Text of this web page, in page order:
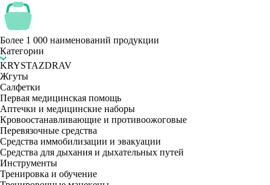
Более 1 000 наименований продукции
Категории
KRYSTAZDRAV
Жгуты
Салфетки
Первая медицинская помощь
Аптечки и медицинские наборы
Кровоостанавливающие и противоожоговые
Перевязочные средства
Средства иммобилизации и эвакуации
Средства для дыхания и дыхательных путей
Инструменты
Тренировка и обучение